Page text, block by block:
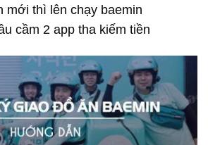
mới thì lên chạy baemin
cầm 2 app tha kiếm tiền